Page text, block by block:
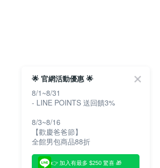
🌟 官網活動優惠 🌟
8/1~8/31
- LINE POINTS 送回饋3%
8/3~8/16
【歡慶爸爸節】
全館男包商品88折
👉 加入有最多 $250 驚喜 🎁